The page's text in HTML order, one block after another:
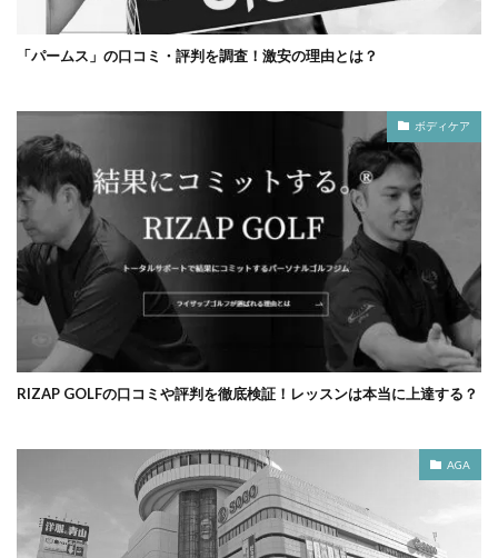
「パームス」の口コミ・評判を調査！激安の理由とは？
ボディケア
RIZAP GOLFの口コミや評判を徹底検証！レッスンは本当に上達する？
AGA